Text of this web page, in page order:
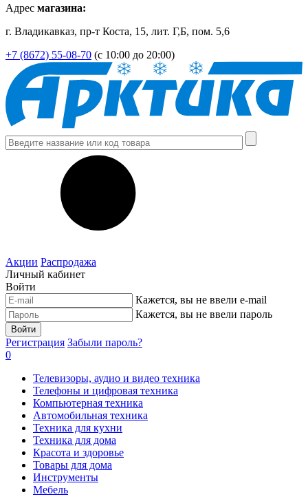
Адрес магазина:
г. Владикавказ, пр-т Коста, 15, лит. Г,Б, пом. 5,6
+7 (8672) 55-08-70 (с 10:00 до 20:00)
Акции Распродажа
Личный кабинет
Войти
Кажется, вы не ввели e-mail
Кажется, вы не ввели пароль
Войти
Регистрация Забыли пароль?
0
Телевизоры, аудио и видео техника
Телефоны и цифровая техника
Компьютерная техника
Автомобильная техника
Техника для кухни
Техника для дома
Красота и здоровье
Товары для дома
Инструменты
Мебель